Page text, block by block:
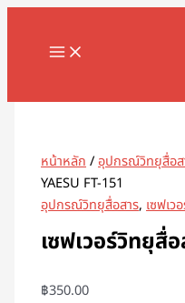
Skip
content
MAIN
หน้าหลัก/อุปกรณ์วิทยุสื่อส
YAESU FT-151
อุปกรณ์วิทยุสื่อสาร,เซฟเว
เซฟเวอร์วิทยุสื่
฿350.00
จำนวน
เวอร์
สื่อสาร
151
ชิ้น